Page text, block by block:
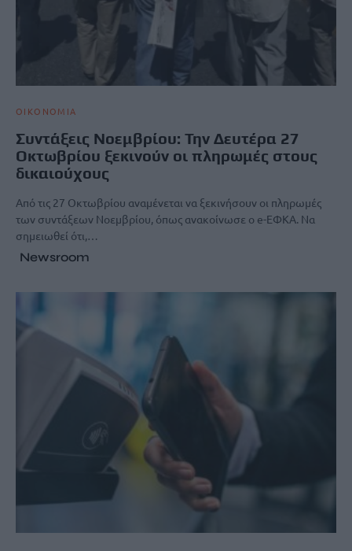
ΟΙΚΟΝΟΜΙΑ
Συντάξεις Νοεμβρίου: Την Δευτέρα 27
Οκτωβρίου ξεκινούν οι πληρωμές στους
δικαιούχους
Από τις 27 Οκτωβρίου αναμένεται να ξεκινήσουν οι πληρωμές
των συντάξεων Νοεμβρίου, όπως ανακοίνωσε ο e-ΕΦΚΑ. Να
σημειωθεί ότι,…
Newsroom